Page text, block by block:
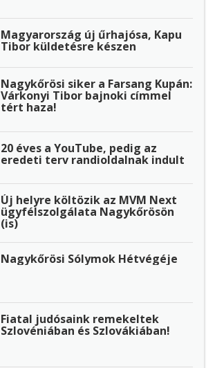
Magyarország új űrhajósa, Kapu
Tibor küldetésre készen
Nagykőrösi siker a Farsang Kupán:
Várkonyi Tibor bajnoki címmel
tért haza!
20 éves a YouTube, pedig az
eredeti terv randioldalnak indult
Új helyre költözik az MVM Next
ügyfélszolgálata Nagykőrösön
(is)
Nagykőrösi Sólymok Hétvégéje
Fiatal judósaink remekeltek
Szlovéniában és Szlovákiában!